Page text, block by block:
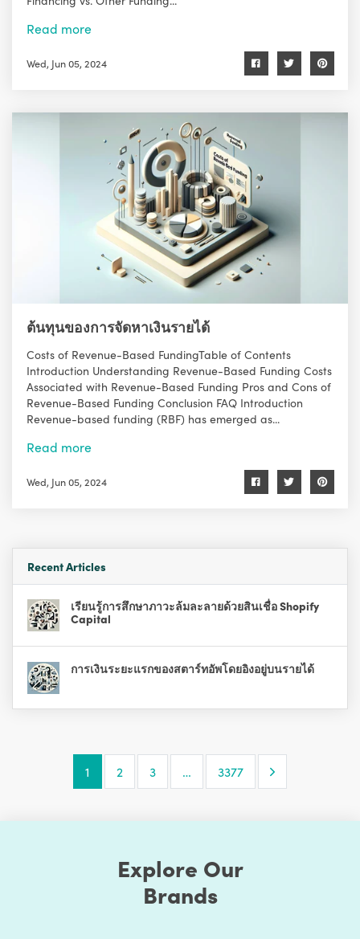
Read more
Wed, Jun 05, 2024
ต้นทุนของการจัดหาเงินรายได้
Costs of Revenue-Based FundingTable of Contents
Introduction Understanding Revenue-Based Funding Costs
Associated with Revenue-Based Funding Pros and Cons of
Revenue-Based Funding Conclusion FAQ Introduction
Revenue-based funding (RBF) has emerged as...
Read more
Wed, Jun 05, 2024
Recent Articles
เรียนรู้การสึกษาภาวะล้มละลายด้วยสินเชื่อ Shopify
Capital
การเงินระยะแรกของสตาร์ทอัพโดยอิงอยู่บนรายได้
1 2 3 … 3377 Next Page
Explore Our
Brands